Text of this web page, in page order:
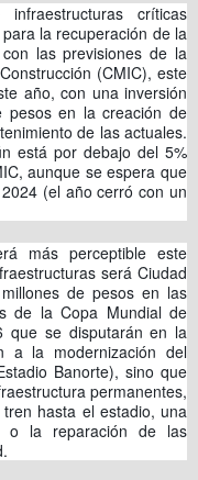
críticas
la recuperación de la
las previsiones de la
(CMIC), este
año, con una inversión
pesos en la creación de
de las actuales.
está por debajo del 5%
aunque se espera que
(el año cerró con un
más perceptible este
será Ciudad
de pesos en las
de la Copa Mundial de
que se disputarán en la
a la modernización del
Banorte), sino que
permanentes,
hasta el estadio, una
o la reparación de las